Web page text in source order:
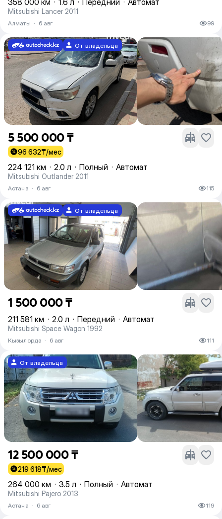
358 000 км · 1.6 л · Передний · Автомат
Mitsubishi Lancer 2011
Алматы · 6 авг 99
От владельца
5 500 000 ₸
96 632₸/мес
224 121 км · 2.0 л · Полный · Автомат
Mitsubishi Outlander 2011
Астана · 6 авг 115
От владельца
1 500 000 ₸
211 581 км · 2.0 л · Передний · Автомат
Mitsubishi Space Wagon 1992
Кызылорда · 6 авг 111
От владельца
12 500 000 ₸
219 618₸/мес
264 000 км · 3.5 л · Полный · Автомат
Mitsubishi Pajero 2013
Астана · 6 авг 119